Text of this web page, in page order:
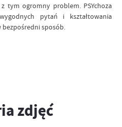
tym ogromny problem. PSYchoza
pytań i kształtowania
sposób.
zdjęć